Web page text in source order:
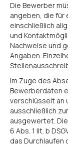
Die Bewerber
angeben, die für
einschließlich
und
Nachweise und
Angaben.
Im Zuge des
Bewerberdaten
verschlüsselt an
ausschließlich
ausgewertet.
6 Abs. 1 lit. b
das Durchlaufen